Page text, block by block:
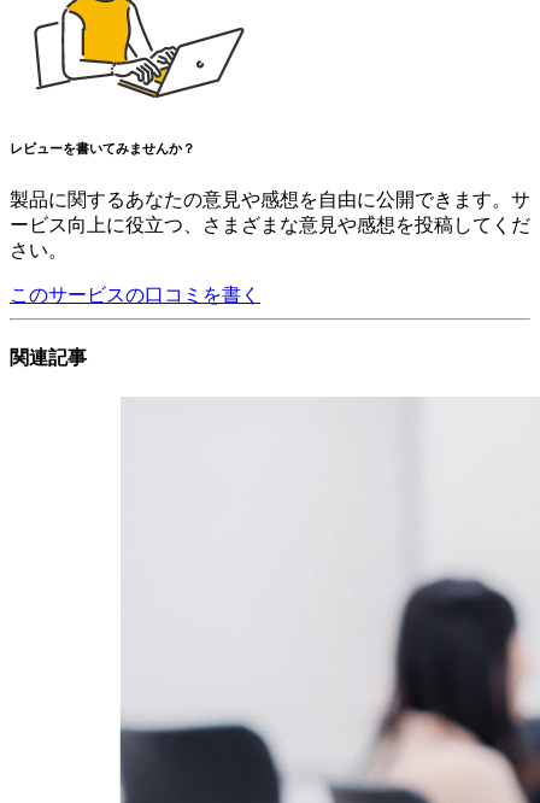
レビューを書いてみませんか？
製品に関するあなたの意見や感想を自由に公開できます。サ
ービス向上に役立つ、さまざまな意見や感想を投稿してくだ
さい。
このサービスの口コミを書く
関連記事